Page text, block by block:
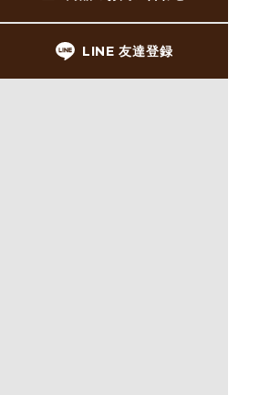
LINE 友達登録